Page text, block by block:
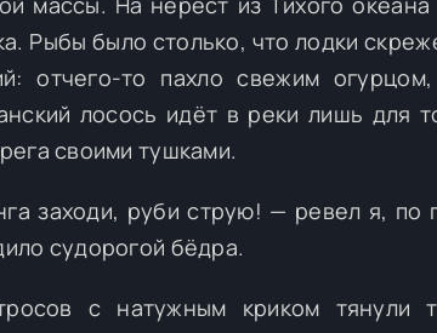
Рыбы было столько, что лодки
отчего-то пахло свежим
лосось идёт в реки лишь для
своими тушками.
заходи, руби струю! — ревел я, по
судорогой бёдра.
с натужным криком тянули